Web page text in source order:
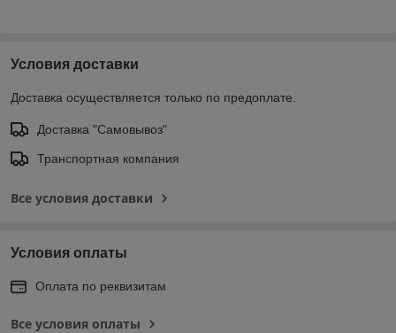
Условия доставки
Доставка осуществляется только по предоплате.
Доставка "Самовывоз"
Транспортная компания
Все условия доставки
Условия оплаты
Оплата по реквизитам
Все условия оплаты